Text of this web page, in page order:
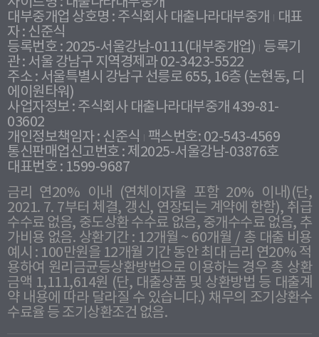
대부중개업 상호명 : 주식회사 대출나라대부중개
대표
자 : 신준식
등록번호 : 2025-서울강남-0111(대부중개업) 등록기
관 : 서울 강남구 지역경제과 02-3423-5522
주소 : 서울특별시 강남구 선릉로 655, 16층 (논현동, 디
에이원타워)
사업자정보 : 주식회사 대출나라대부중개 439-81-
03602
개인정보책임자 : 신준식
팩스번호: 02-543-4569
통신판매업신고번호 : 제2025-서울강남-03876호
대표번호 : 1599-9687
금리 연20% 이내 (연체이자율 포함 20% 이내)(단,
2021. 7. 7부터 체결, 갱신, 연장되는 계약에 한함), 취급
수수료 없음, 중도상환 수수료 없음, 중개수수료 없음, 추
가비용 없음. 상환기간 : 12개월 ~ 60개월 / 총 대출 비용
예시 : 100만원을 12개월 기간 동안 최대 금리 연20% 적
용하여 원리금균등상환방법으로 이용하는 경우 총 상환
금액 1,111,614원 (단, 대출상품 및 상환방법 등 대출계
약 내용에 따라 달라질 수 있습니다.) 채무의 조기상환수
수료율 등 조기상환조건 없음.